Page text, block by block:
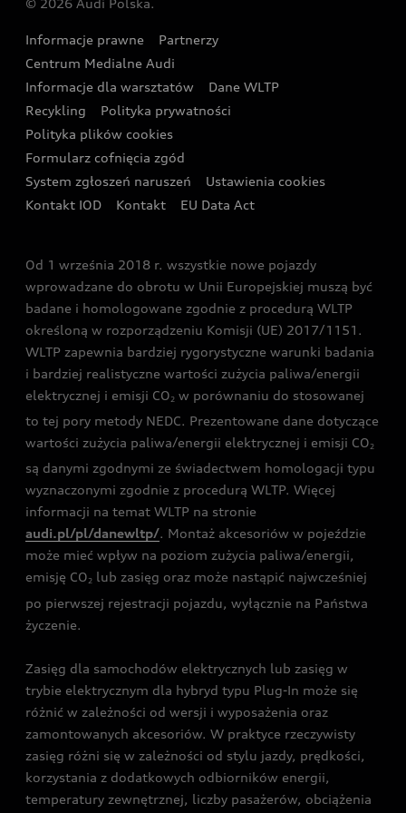
Wyszukaj najbliższego Partnera Audi
Oferta dla przedsiębiorców
Oferta dla klientów prywatnych
Kalkulator rat
Ubezpieczenie
Audi exclusive
Zasięg
Gwarancja
Akcje serwisowe Audi
Katalog online akcesoriów
Audi i Muzeum Sztuki Nowoczesnej w Warszawie
Audi driving experience
Audi quattro Cup
Audi i Puchar Świata w Skokach Narciarskich w
Zakopanem
© 2026 Audi Polska.
Informacje prawne
Partnerzy
Centrum Medialne Audi
Informacje dla warsztatów
Dane WLTP
Recykling
Polityka prywatności
Polityka plików cookies
Formularz cofnięcia zgód
System zgłoszeń naruszeń
Ustawienia cookies
Kontakt IOD
Kontakt EU Data Act
Od 1 września 2018 r. wszystkie nowe pojazdy
wprowadzane do obrotu w Unii Europejskiej muszą być
badane i homologowane zgodnie z procedurą WLTP
określoną w rozporządzeniu Komisji (UE) 2017/1151.
WLTP zapewnia bardziej rygorystyczne warunki badania
i bardziej realistyczne wartości zużycia paliwa/energii
elektrycznej i emisji CO2 w porównaniu do stosowanej
to tej pory metody NEDC. Prezentowane dane dotyczące
wartości zużycia paliwa/energii elektrycznej i emisji CO2
są danymi zgodnymi ze świadectwem homologacji typu
wyznaczonymi zgodnie z procedurą WLTP. Więcej
informacji na temat WLTP na stronie
audi.pl/pl/danewltp/. Montaż akcesoriów w pojeździe
może mieć wpływ na poziom zużycia paliwa/energii,
emisję CO2 lub zasięg oraz może nastąpić najwcześniej
po pierwszej rejestracji pojazdu, wyłącznie na Państwa
życzenie.
Zasięg dla samochodów elektrycznych lub zasięg w
trybie elektrycznym dla hybryd typu Plug-In może się
różnić w zależności od wersji i wyposażenia oraz
zamontowanych akcesoriów. W praktyce rzeczywisty
zasięg różni się w zależności od stylu jazdy, prędkości,
korzystania z dodatkowych odbiorników energii,
temperatury zewnętrznej, liczby pasażerów, obciążenia